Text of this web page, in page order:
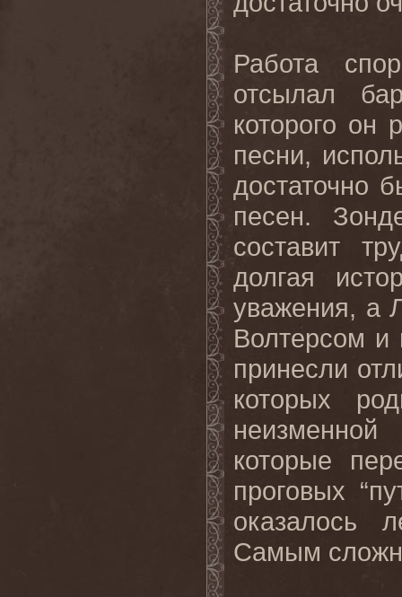
Работа
отсылал
которого он
песни,
достаточно
песен.
составит
долгая
уважения, а
Волтерсом и
принесли
которых
которые
проговых
оказалось
Самым